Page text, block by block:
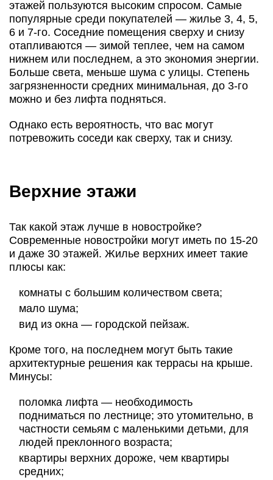
этажей пользуются высоким спросом. Самые
популярные среди покупателей — жилье 3, 4, 5,
6 и 7-го. Соседние помещения сверху и снизу
отапливаются — зимой теплее, чем на самом
нижнем или последнем, а это экономия энергии.
Больше света, меньше шума с улицы. Степень
загрязненности средних минимальная, до 3-го
можно и без лифта подняться.
Однако есть вероятность, что вас могут
потревожить соседи как сверху, так и снизу.
Верхние этажи
Так какой этаж лучше в новостройке?
Современные новостройки могут иметь по 15-20
и даже 30 этажей. Жилье верхних имеет такие
плюсы как:
комнаты с большим количеством света;
мало шума;
вид из окна — городской пейзаж.
Кроме того, на последнем могут быть такие
архитектурные решения как террасы на крыше.
Минусы:
поломка лифта — необходимость
подниматься по лестнице; это утомительно, в
частности семьям с маленькими детьми, для
людей преклонного возраста;
квартиры верхних дороже, чем квартиры
средних;